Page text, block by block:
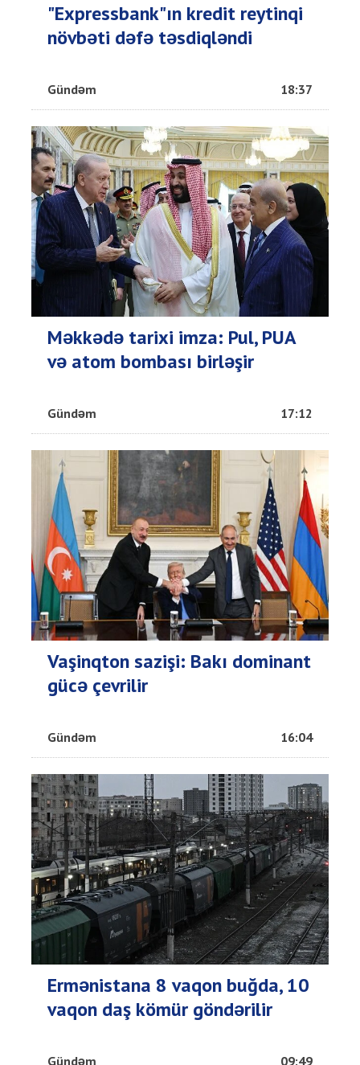
"Expressbank"ın kredit reytinqi
növbəti dəfə təsdiqləndi
Gündəm 18:37
Məkkədə tarixi imza: Pul, PUA
və atom bombası birləşir
Gündəm 17:12
Vaşinqton sazişi: Bakı dominant
gücə çevrilir
Gündəm 16:04
Ermənistana 8 vaqon buğda, 10
vaqon daş kömür göndərilir
Gündəm 09:49